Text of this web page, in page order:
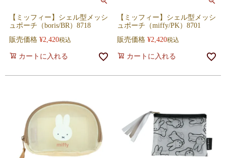
【ミッフィー】シェル型メッシ
ュポーチ（boris/BR）8718
販売価格 ¥2,420税込
カートに入れる
【ミッフィー】シェル型メッシ
ュポーチ（miffy/PK）8701
販売価格 ¥2,420税込
カートに入れる